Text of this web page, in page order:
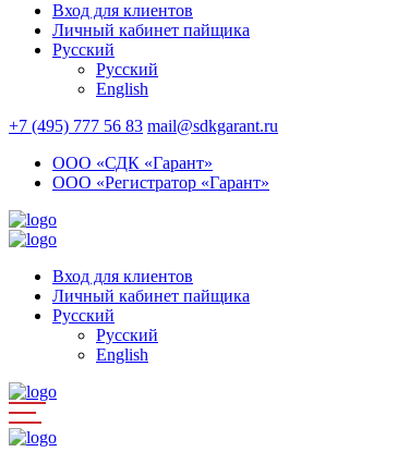
Вход для клиентов
Личный кабинет пайщика
Русский
Русский
English
+7 (495) 777 56 83 mail@sdkgarant.ru
ООО «СДК «Гарант»
ООО «Регистратор «Гарант»
Вход для клиентов
Личный кабинет пайщика
Русский
Русский
English